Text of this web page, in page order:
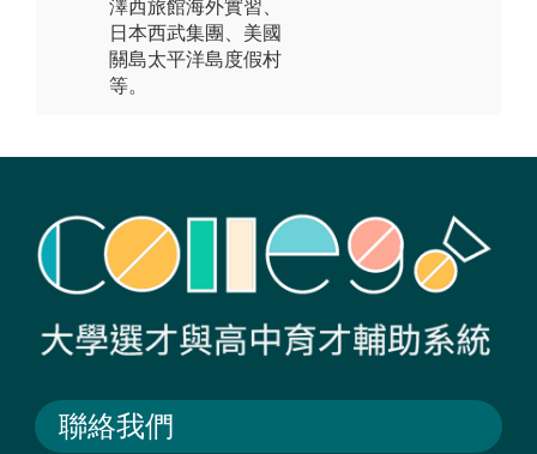
澤西旅館海外實習、
日本西武集團、美國
關島太平洋島度假村
等。
聯絡我們